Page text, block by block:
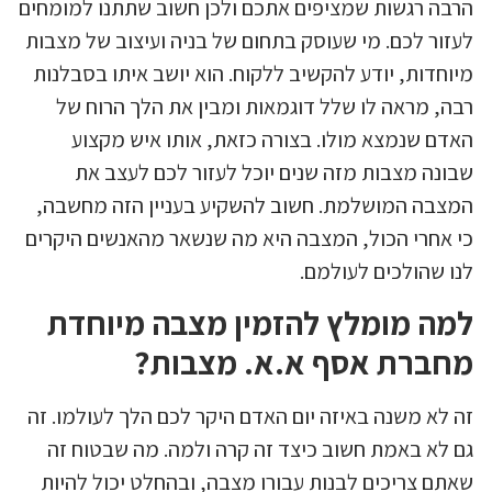
הרבה רגשות שמציפים אתכם ולכן חשוב שתתנו למומחים
לעזור לכם. מי שעוסק בתחום של בניה ועיצוב של מצבות
מיוחדות, יודע להקשיב ללקוח. הוא יושב איתו בסבלנות
רבה, מראה לו שלל דוגמאות ומבין את הלך הרוח של
האדם שנמצא מולו. בצורה כזאת, אותו איש מקצוע
שבונה מצבות מזה שנים יוכל לעזור לכם לעצב את
המצבה המושלמת. חשוב להשקיע בעניין הזה מחשבה,
כי אחרי הכול, המצבה היא מה שנשאר מהאנשים היקרים
לנו שהולכים לעולמם.
למה מומלץ להזמין מצבה מיוחדת
מחברת אסף א.א. מצבות?
זה לא משנה באיזה יום האדם היקר לכם הלך לעולמו. זה
גם לא באמת חשוב כיצד זה קרה ולמה. מה שבטוח זה
שאתם צריכים לבנות עבורו מצבה, ובהחלט יכול להיות